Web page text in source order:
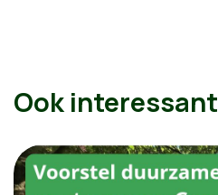
Ook interessant